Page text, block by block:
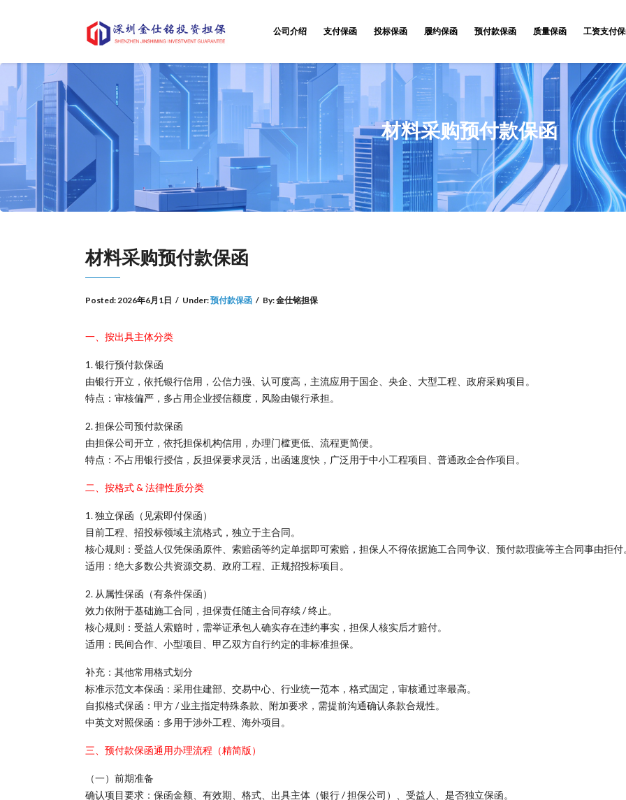
公司介绍 支付保函 投标保函 履约保函 预付款保函 质量保函 工资支付
材料采购预付款保函
材料采购预付款保函
Posted:2026年6月1日 / Under:预付款保函 / By:金仕铭担保
一、按出具主体分类
1. 银行预付款保函
由银行开立，依托银行信用，公信力强、认可度高，主流应用于国企、央企、大型工程、政府采购项目。
特点：审核偏严，多占用企业授信额度，风险由银行承担。
2. 担保公司预付款保函
由担保公司开立，依托担保机构信用，办理门槛更低、流程更简便。
特点：不占用银行授信，反担保要求灵活，出函速度快，广泛用于中小工程项目、普通政企合作项目。
二、按格式 & 法律性质分类
1. 独立保函（见索即付保函）
目前工程、招投标领域主流格式，独立于主合同。
核心规则：受益人仅凭保函原件、索赔函等约定单据即可索赔，担保人不得依据施工合同争议、预付款瑕疵等主合同事由拒付
适用：绝大多数公共资源交易、政府工程、正规招投标项目。
2. 从属性保函（有条件保函）
效力依附于基础施工合同，担保责任随主合同存续 / 终止。
核心规则：受益人索赔时，需举证承包人确实存在违约事实，担保人核实后才赔付。
适用：民间合作、小型项目、甲乙双方自行约定的非标准担保。
补充：其他常用格式划分
标准示范文本保函：采用住建部、交易中心、行业统一范本，格式固定，审核通过率最高。
自拟格式保函：甲方 / 业主指定特殊条款、附加要求，需提前沟通确认条款合规性。
中英文对照保函：多用于涉外工程、海外项目。
三、预付款保函通用办理流程（精简版）
（一）前期准备
确认项目要求：保函金额、有效期、格式、出具主体（银行 / 担保公司）、受益人、是否独立保函。